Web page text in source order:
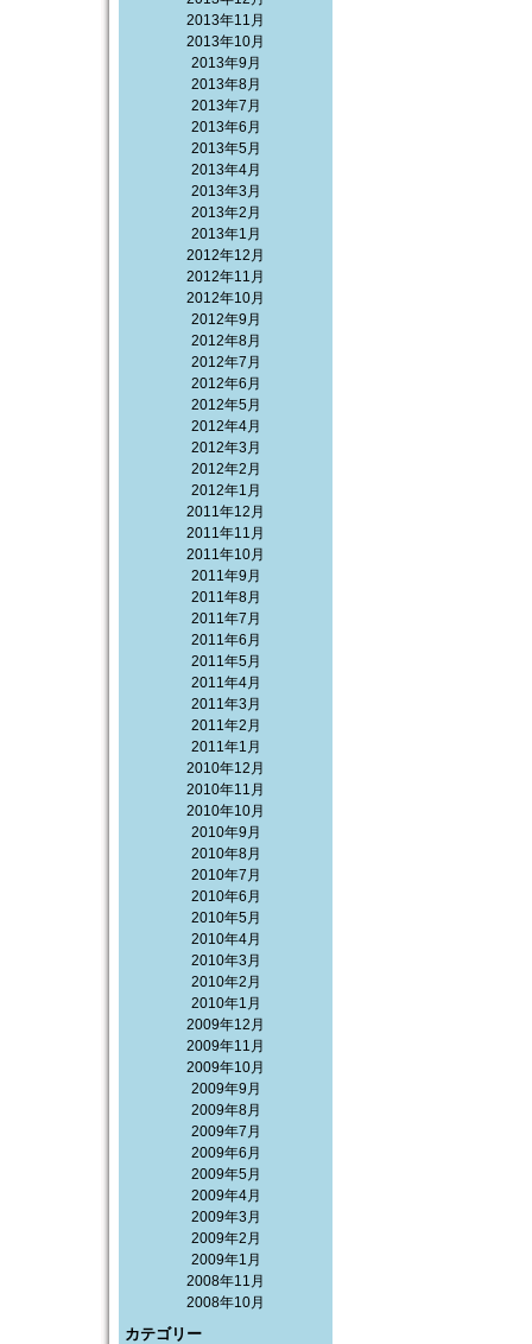
2013年11月
2013年10月
2013年9月
2013年8月
2013年7月
2013年6月
2013年5月
2013年4月
2013年3月
2013年2月
2013年1月
2012年12月
2012年11月
2012年10月
2012年9月
2012年8月
2012年7月
2012年6月
2012年5月
2012年4月
2012年3月
2012年2月
2012年1月
2011年12月
2011年11月
2011年10月
2011年9月
2011年8月
2011年7月
2011年6月
2011年5月
2011年4月
2011年3月
2011年2月
2011年1月
2010年12月
2010年11月
2010年10月
2010年9月
2010年8月
2010年7月
2010年6月
2010年5月
2010年4月
2010年3月
2010年2月
2010年1月
2009年12月
2009年11月
2009年10月
2009年9月
2009年8月
2009年7月
2009年6月
2009年5月
2009年4月
2009年3月
2009年2月
2009年1月
2008年11月
2008年10月
カテゴリー